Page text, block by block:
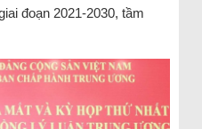
đoạn 2021-2030, tầm